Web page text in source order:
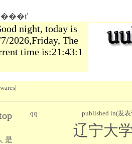
night, today is
2026,Friday, The
time is:21:43:2
|
是
qq published in(发
辽宁大